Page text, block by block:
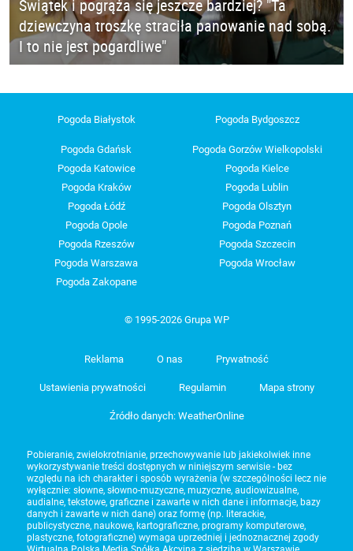
Świątek i pogrąża się jeszcze bardziej? "Ta
dziewczyna troszkę straciła panowanie nad sobą.
I to nie jest pogardliwe"
Pogoda Białystok Pogoda Bydgoszcz
Pogoda Gdańsk
Pogoda Gorzów Wielkopolski
Pogoda Katowice
Pogoda Kielce
Pogoda Kraków
Pogoda Lublin
Pogoda Łódź
Pogoda Olsztyn
Pogoda Opole
Pogoda Poznań
Pogoda Rzeszów
Pogoda Szczecin
Pogoda Warszawa
Pogoda Wrocław
Pogoda Zakopane
© 1995-2026 Grupa WP
Reklama O nas Prywatność
Ustawienia prywatności Regulamin Mapa strony
Źródło danych: WeatherOnline
Pobieranie, zwielokrotnianie, przechowywanie lub jakiekolwiek inne
wykorzystywanie treści dostępnych w niniejszym serwisie - bez
względu na ich charakter i sposób wyrażenia (w szczególności lecz nie
wyłącznie: słowne, słowno-muzyczne, muzyczne, audiowizualne,
audialne, tekstowe, graficzne i zawarte w nich dane i informacje, bazy
danych i zawarte w nich dane) oraz formę (np. literackie,
publicystyczne, naukowe, kartograficzne, programy komputerowe,
plastyczne, fotograficzne) wymaga uprzedniej i jednoznacznej zgody